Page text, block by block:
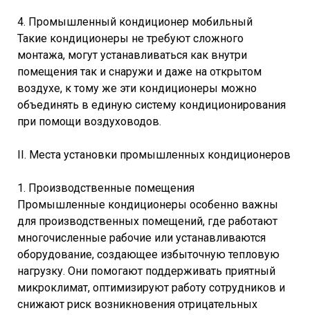
4. Промышленный кондиционер мобильный
Такие кондиционеры не требуют сложного
монтажа, могут устанавливаться как внутри
помещения так и снаружи и даже на открытом
воздухе, к тому же эти кондиционеры можно
объединять в единую систему кондиционирования
при помощи воздуховодов.
II. Места установки промышленных кондиционеров
1. Производственные помещения
Промышленные кондиционеры особенно важны
для производственных помещений, где работают
многочисленные рабочие или устанавливаются
оборудование, создающее избыточную тепловую
нагрузку. Они помогают поддерживать приятный
микроклимат, оптимизируют работу сотрудников и
снижают риск возникновения отрицательных